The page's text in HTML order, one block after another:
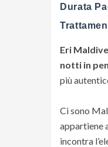
Durata
Eri
notti in
più
Ci sono
appartiene
incontra